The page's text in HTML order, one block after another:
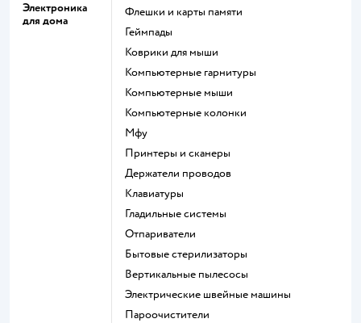
Электроника
для дома
флешки и карты памяти
геймпады
коврики для мыши
компьютерные гарнитуры
компьютерные мыши
компьютерные колонки
мфу
принтеры и сканеры
держатели проводов
клавиатуры
гладильные системы
отпариватели
бытовые стерилизаторы
вертикальные пылесосы
электрические швейные машины
пароочистители